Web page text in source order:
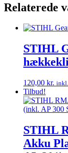
Relaterede
STIHL
120,00 kr.
Tilbud!
STIHL
Akku